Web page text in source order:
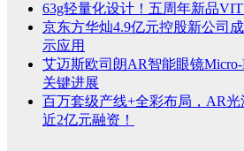
63g轻量化设计！五周年新品
京东方华灿4.9亿元控股新公司
示应用
艾迈斯欧司朗AR智能眼镜
关键进展
百万套级产线+全彩布局，AR
近2亿元融资！